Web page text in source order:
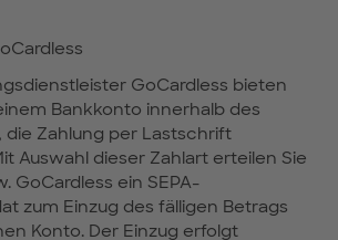
GoCardless bieten
Bankkonto innerhalb des
die Zahlung per Lastschrift
Auswahl dieser Zahlart erteilen Sie
GoCardless ein SEPA-
zum Einzug des fälligen Betrags
Konto. Der Einzug erfolgt